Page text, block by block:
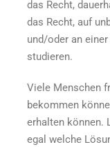
Card
erhalten?
das Recht,
das Recht, auf
und/oder an
studieren.
Viele Menschen
bekommen
erhalten können.
egal welche